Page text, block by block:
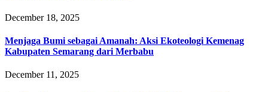
December 18, 2025
Menjaga Bumi sebagai Amanah: Aksi Ekoteologi Kemenag
Kabupaten Semarang dari Merbabu
December 11, 2025